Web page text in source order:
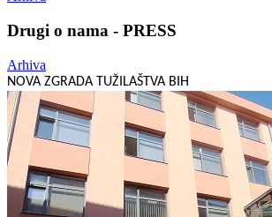
Drugi o nama - PRESS
Arhiva
NOVA ZGRADA TUŽILAŠTVA BIH